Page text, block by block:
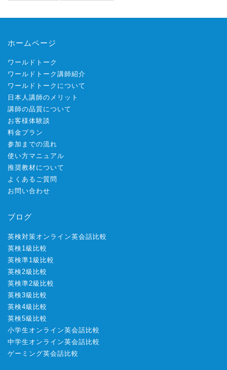
ホームページ
ワールドトーク
ワールドトーク講師紹介
ワールドトークについて
日本人講師のメリット
講師の品質について
お客様体験談
料金プラン
参加までの流れ
使い方マニュアル
推奨教材について
よくあるご質問
お問い合わせ
ブログ
英検対策オンライン英会話比較
英検1級比較
英検準1級比較
英検2級比較
英検準2級比較
英検3級比較
英検4級比較
英検5級比較
小学生オンライン英会話比較
中学生オンライン英会話比較
ゲーミング英会話比較